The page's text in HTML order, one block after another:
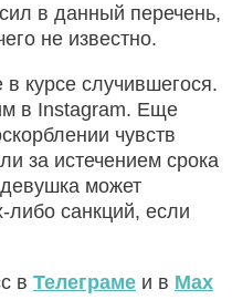
в данный перечень,
не известно.
курсе случившегося.
в Instagram. Еще
чувств
за истечением срока
может
либо санкций, если
в Телеграме и в Max